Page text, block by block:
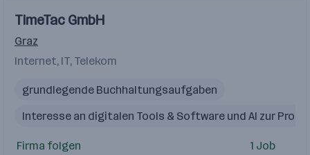
Einblicke
TimeTac GmbH
Graz
Internet, IT, Telekom
grundlegende Buchhaltungsaufgaben
Interesse an digitalen Tools & Software und AI zur
Customer
Firma folgen 1 Job